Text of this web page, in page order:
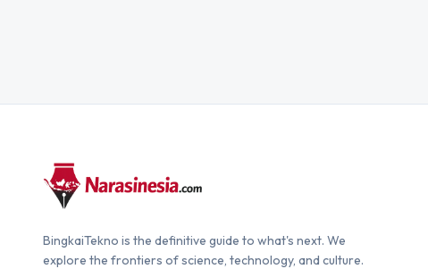
BingkaiTekno is the definitive guide to what's next. We
explore the frontiers of science, technology, and culture.